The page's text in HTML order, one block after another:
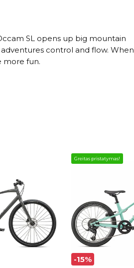
SL opens up big mountain
control and flow. When
more fun.
-15%
Greitas pristatymas!